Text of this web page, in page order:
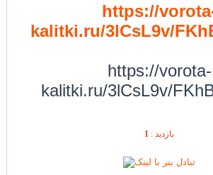
https://
kalitki.ru/3lCsL9v/
https://vorota-
kalitki.ru/3lCsL9v/
بازديد : 1